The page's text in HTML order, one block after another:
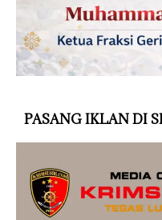
PASANG IKLAN DI